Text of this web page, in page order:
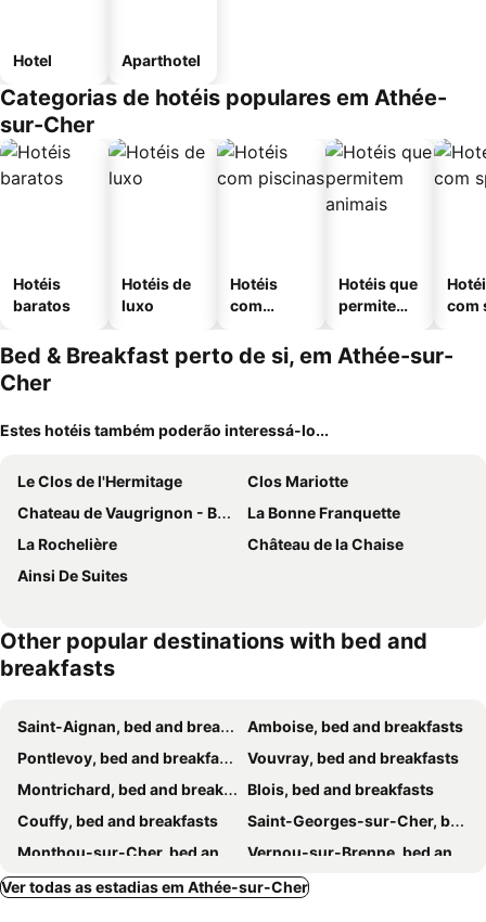
Hotel Aparthotel
Categorias de hotéis populares em Athée-
sur-Cher
Hotéis
baratos
Hotéis de
luxo
Hotéis
com
Hotéis que
permitem
com
Bed & Breakfast perto de si, em Athée-sur-
Cher
Estes hotéis também poderão interessá-lo...
Le Clos de l'Hermitage
Clos Mariotte
Chateau de Vaugrignon - Beer Spa
La Bonne Franquette
La Rochelière
Château de la Chaise
Ainsi De Suites
Other popular destinations with bed and
breakfasts
Saint-Aignan, bed and breakfasts
Amboise, bed and breakfasts
Pontlevoy, bed and breakfasts
Vouvray, bed and breakfasts
Montrichard, bed and breakfasts
Blois, bed and breakfasts
Couffy, bed and breakfasts
Saint-Georges-sur-Cher, bed and breakfasts
Monthou-sur-Cher, bed and breakfasts
Vernou-sur-Brenne, bed and breakfasts
Chaumont-sur-Loire, bed and breakfasts
La Chapelle-aux-Naux, bed and breakfasts
Ver todas as estadias em Athée-sur-Cher